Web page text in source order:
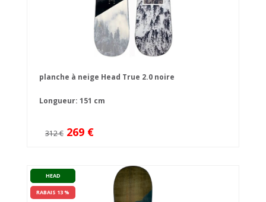
planche à neige Head True 2.0 noire
Longueur: 151 cm
312 € 269 €
HEAD
RABAIS 13 %